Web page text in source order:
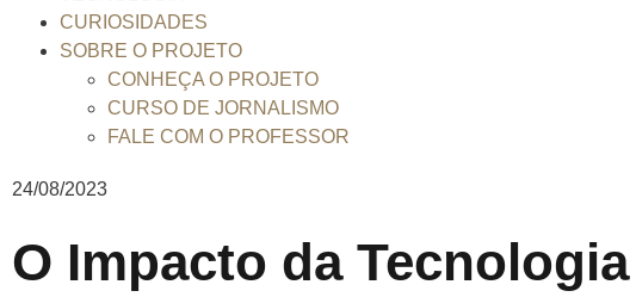
CURIOSIDADES
SOBRE O PROJETO
CONHEÇA O PROJETO
CURSO DE JORNALISMO
FALE COM O PROFESSOR
24/08/2023
O Impacto da